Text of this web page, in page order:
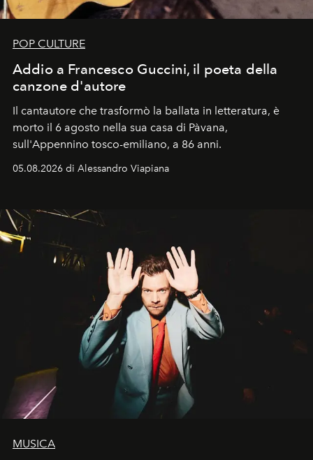
POP CULTURE
Addio a Francesco Guccini, il poeta della
canzone d'autore
Il cantautore che trasformò la ballata in letteratura, è
morto il 6 agosto nella sua casa di Pàvana,
sull'Appennino tosco-emiliano, a 86 anni.
05.08.2026 di Alessandro Viapiana
MUSICA